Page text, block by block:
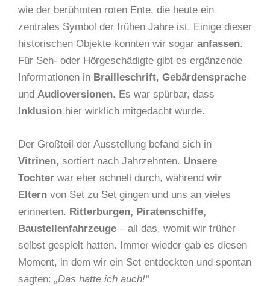
wie der berühmten roten Ente, die heute ein
zentrales Symbol der frühen Jahre ist. Einige dieser
historischen Objekte konnten wir sogar anfassen.
Für Seh- oder Hörgeschädigte gibt es ergänzende
Informationen in Brailleschrift, Gebärdensprache
und Audioversionen. Es war spürbar, dass
Inklusion hier wirklich mitgedacht wurde.
Der Großteil der Ausstellung befand sich in
Vitrinen, sortiert nach Jahrzehnten. Unsere
Tochter war eher schnell durch, während wir
Eltern von Set zu Set gingen und uns an vieles
erinnerten. Ritterburgen, Piratenschiffe,
Baustellenfahrzeuge – all das, womit wir früher
selbst gespielt hatten. Immer wieder gab es diesen
Moment, in dem wir ein Set entdeckten und spontan
sagten: „Das hatte ich auch!“